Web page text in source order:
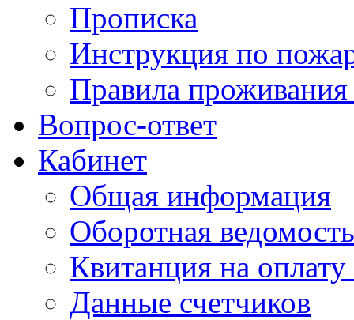
Прописка
Инструкция по
Правила
Вопрос-ответ
Кабинет
Общая информация
Оборотная ведомость
Квитанция на
Данные счетчиков